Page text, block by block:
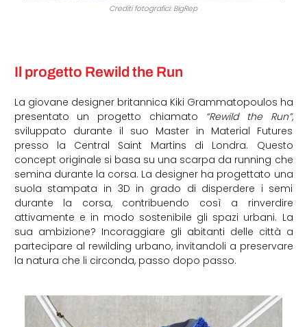
Crediti fotografici: BigRep
Il progetto Rewild the Run
La giovane designer britannica Kiki Grammatopoulos ha
presentato un progetto chiamato “Rewild the Run”,
sviluppato durante il suo Master in Material Futures
presso la Central Saint Martins di Londra. Questo
concept originale si basa su una scarpa da running che
semina durante la corsa. La designer ha progettato una
suola stampata in 3D in grado di disperdere i semi
durante la corsa, contribuendo così a rinverdire
attivamente e in modo sostenibile gli spazi urbani. La
sua ambizione? Incoraggiare gli abitanti delle città a
partecipare al rewilding urbano, invitandoli a preservare
la natura che li circonda, passo dopo passo.